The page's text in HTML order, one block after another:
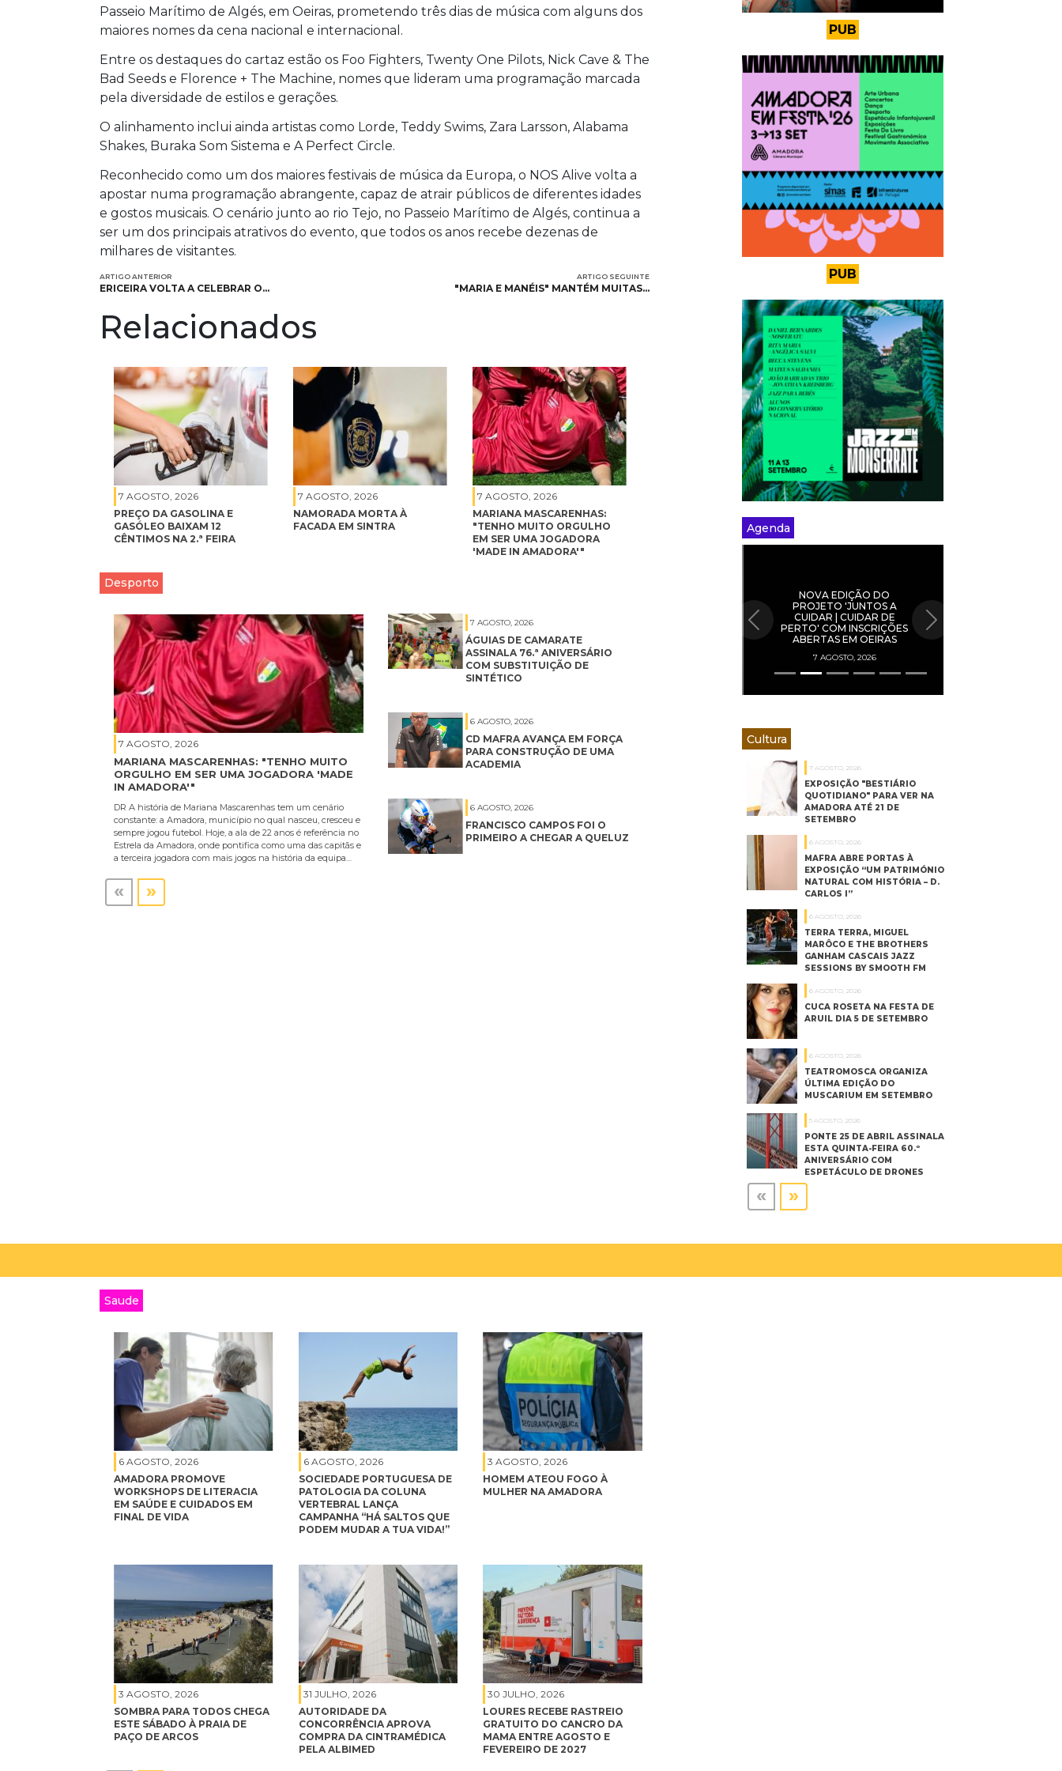
Passeio Marítimo de Algés, em Oeiras, prometendo três dias de música com alguns dos
maiores nomes da cena nacional e internacional.
Entre os destaques do cartaz estão os Foo Fighters, Twenty One Pilots, Nick Cave & The
Bad Seeds e Florence + The Machine, nomes que lideram uma programação marcada
pela diversidade de estilos e gerações.
O alinhamento inclui ainda artistas como Lorde, Teddy Swims, Zara Larsson, Alabama
Shakes, Buraka Som Sistema e A Perfect Circle.
Reconhecido como um dos maiores festivais de música da Europa, o NOS Alive volta a
apostar numa programação abrangente, capaz de atrair públicos de diferentes idades
e gostos musicais. O cenário junto ao rio Tejo, no Passeio Marítimo de Algés, continua a
ser um dos principais atrativos do evento, que todos os anos recebe dezenas de
milhares de visitantes.
ARTIGO ANTERIOR
ERICEIRA VOLTA A CELEBRAR O…
ARTIGO SEGUINTE
"MARIA E MANÉIS" MANTÉM MUITAS…
Relacionados
7 AGOSTO, 2026
PREÇO DA GASOLINA E
GASÓLEO BAIXAM 12
CÊNTIMOS NA 2.ª FEIRA
7 AGOSTO, 2026
NAMORADA MORTA À
FACADA EM SINTRA
7 AGOSTO, 2026
MARIANA MASCARENHAS:
"TENHO MUITO ORGULHO
EM SER UMA JOGADORA
'MADE IN AMADORA'"
Desporto
7 AGOSTO, 2026
MARIANA MASCARENHAS: "TENHO MUITO
ORGULHO EM SER UMA JOGADORA 'MADE
IN AMADORA'"
DR A história de Mariana Mascarenhas tem um cenário
constante: a Amadora, município no qual nasceu, cresceu e
sempre jogou futebol. Hoje, a ala de 22 anos é referência no
Estrela da Amadora, onde pontifica como uma das capitãs e
a terceira jogadora com mais jogos na história da equipa…
7 AGOSTO, 2026
ÁGUIAS DE CAMARATE
ASSINALA 76.ª ANIVERSÁRIO
COM SUBSTITUIÇÃO DE
SINTÉTICO
6 AGOSTO, 2026
CD MAFRA AVANÇA EM FORÇA
PARA CONSTRUÇÃO DE UMA
ACADEMIA
6 AGOSTO, 2026
FRANCISCO CAMPOS FOI O
PRIMEIRO A CHEGAR A QUELUZ
« »
PUB
PUB
Agenda
NOVA EDIÇÃO DO
PROJETO 'JUNTOS A
CUIDAR | CUIDAR DE
PERTO' COM INSCRIÇÕES
ABERTAS EM OEIRAS
7 AGOSTO, 2026
PREVIOUS NEXT
Cultura
7 AGOSTO, 2026
EXPOSIÇÃO "BESTIÁRIO
QUOTIDIANO" PARA VER NA
AMADORA ATÉ 21 DE
SETEMBRO
6 AGOSTO, 2026
MAFRA ABRE PORTAS À
EXPOSIÇÃO “UM PATRIMÓNIO
NATURAL COM HISTÓRIA – D.
CARLOS I”
6 AGOSTO, 2026
TERRA TERRA, MIGUEL
MARÔCO E THE BROTHERS
GANHAM CASCAIS JAZZ
SESSIONS BY SMOOTH FM
6 AGOSTO, 2026
CUCA ROSETA NA FESTA DE
ARUIL DIA 5 DE SETEMBRO
6 AGOSTO, 2026
TEATROMOSCA ORGANIZA
ÚLTIMA EDIÇÃO DO
MUSCARIUM EM SETEMBRO
5 AGOSTO, 2026
PONTE 25 DE ABRIL ASSINALA
ESTA QUINTA-FEIRA 60.º
ANIVERSÁRIO COM
ESPETÁCULO DE DRONES
« »
Saude
6 AGOSTO, 2026
AMADORA PROMOVE
WORKSHOPS DE LITERACIA
EM SAÚDE E CUIDADOS EM
FINAL DE VIDA
6 AGOSTO, 2026
SOCIEDADE PORTUGUESA DE
PATOLOGIA DA COLUNA
VERTEBRAL LANÇA
CAMPANHA “HÁ SALTOS QUE
PODEM MUDAR A TUA VIDA!”
3 AGOSTO, 2026
HOMEM ATEOU FOGO À
MULHER NA AMADORA
3 AGOSTO, 2026
SOMBRA PARA TODOS CHEGA
ESTE SÁBADO À PRAIA DE
PAÇO DE ARCOS
31 JULHO, 2026
AUTORIDADE DA
CONCORRÊNCIA APROVA
COMPRA DA CINTRAMÉDICA
PELA ALBIMED
30 JULHO, 2026
LOURES RECEBE RASTREIO
GRATUITO DO CANCRO DA
MAMA ENTRE AGOSTO E
FEVEREIRO DE 2027